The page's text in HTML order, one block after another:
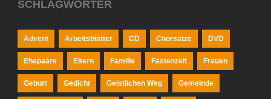
SCHLAGWÖRTER
Advent Arbeitsblätter CD Chorsätze DVD
Ehepaare Eltern Familie Fastenzeit Frauen
Geburt Gedicht Geistlichen Weg Gemeinde